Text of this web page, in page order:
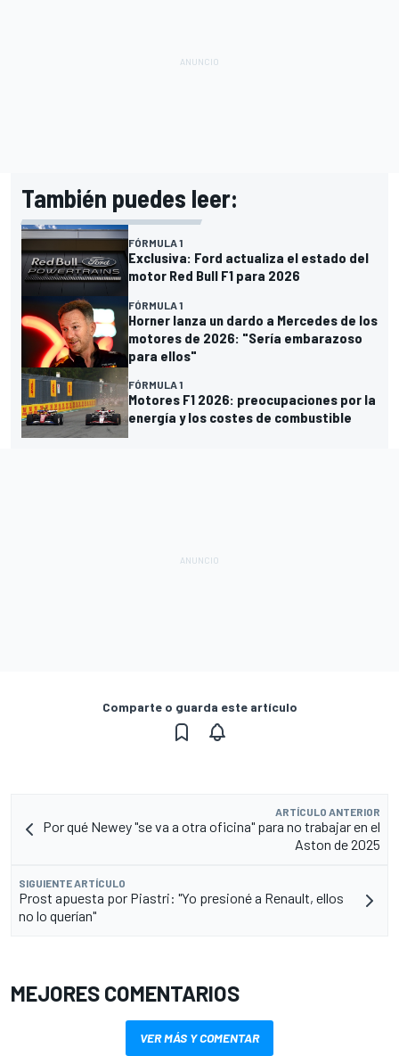
También puedes leer:
FÓRMULA 1
Exclusiva: Ford actualiza el estado del
motor Red Bull F1 para 2026
FÓRMULA 1
Horner lanza un dardo a Mercedes de los
motores de 2026: "Sería embarazoso
para ellos"
FÓRMULA 1
Motores F1 2026: preocupaciones por la
energía y los costes de combustible
Comparte o guarda este artículo
ARTÍCULO ANTERIOR
Por qué Newey "se va a otra oficina" para no trabajar en el
Aston de 2025
SIGUIENTE ARTÍCULO
Prost apuesta por Piastri: "Yo presioné a Renault, ellos
no lo querían"
MEJORES COMENTARIOS
VER MÁS Y COMENTAR